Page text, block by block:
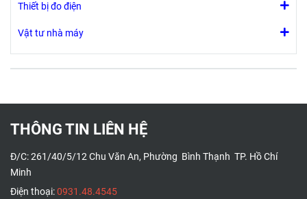
Thiết bị đo điện
Vật tư nhà máy
THÔNG TIN LIÊN HỆ
Đ/C: 261/40/5/12 Chu Văn An, Phường Bình Thạnh TP. Hồ Chí
Minh
Điện thoại:0931.48.4545